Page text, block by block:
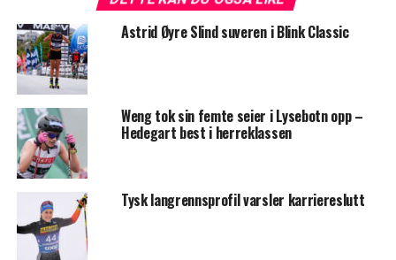
Astrid Øyre Slind suveren i Blink Classic
Weng tok sin femte seier i Lysebotn opp –
Hedegart best i herreklassen
Tysk langrennsprofil varsler karriereslutt